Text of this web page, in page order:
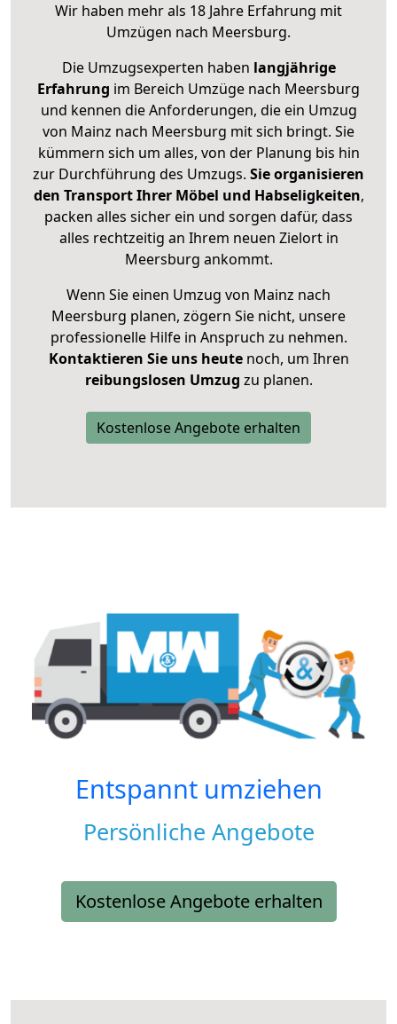
Wir haben mehr als 18 Jahre Erfahrung mit
Umzügen nach Meersburg.
Die Umzugsexperten haben langjährige
Erfahrung im Bereich Umzüge nach Meersburg
und kennen die Anforderungen, die ein Umzug
von Mainz nach Meersburg mit sich bringt. Sie
kümmern sich um alles, von der Planung bis hin
zur Durchführung des Umzugs. Sie organisieren
den Transport Ihrer Möbel und Habseligkeiten,
packen alles sicher ein und sorgen dafür, dass
alles rechtzeitig an Ihrem neuen Zielort in
Meersburg ankommt.
Wenn Sie einen Umzug von Mainz nach
Meersburg planen, zögern Sie nicht, unsere
professionelle Hilfe in Anspruch zu nehmen.
Kontaktieren Sie uns heutenoch, um Ihren
reibungslosen Umzug zu planen.
Kostenlose Angebote erhalten
Entspannt umziehen
Persönliche Angebote
Kostenlose Angebote erhalten